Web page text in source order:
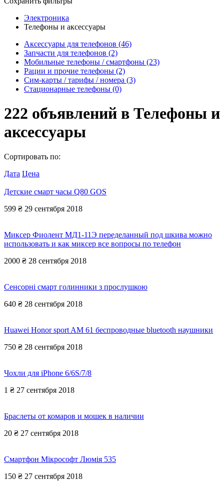
Электроника
Телефоны и аксессуары
Аксессуары для телефонов (46)
Запчасти для телефонов (2)
Мобильные телефоны / смартфоны (23)
Рации и прочие телефоны (2)
Сим-карты / тарифы / номера (3)
Стационарные телефоны (0)
222 объявлений в Телефоны и
аксессуары
Сортировать по:
Дата Цена
Детские смарт часы Q80 GOS
599 ₴ 29 сентября 2018
Миксер Фиолент МД1-11Э переделанный под шкива можно
использовать и как миксер все вопросы по телефон
2000 ₴ 28 сентября 2018
Сенсорні смарт голинники з прослушкою
640 ₴ 28 сентября 2018
Huawei Honor sport AM 61 беспроводные bluetooth наушники
750 ₴ 28 сентября 2018
Чохли для iPhone 6/6S/7/8
1 ₴ 27 сентября 2018
Браслеты от комаров и мошек в наличии
20 ₴ 27 сентября 2018
Смартфон Мікрософт Люмія 535
150 ₴ 27 сентября 2018